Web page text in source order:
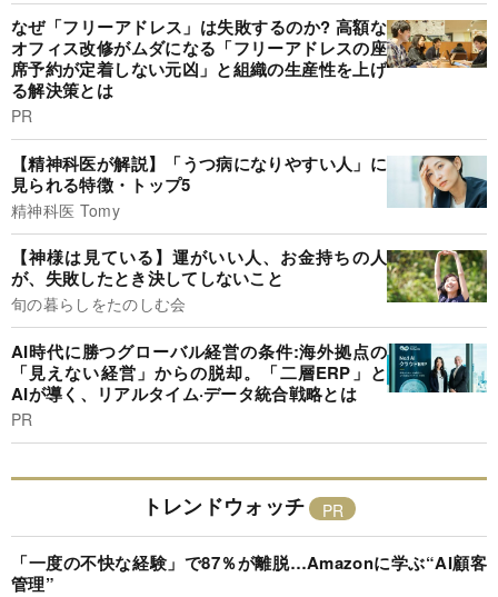
なぜ「フリーアドレス」は失敗するのか? 高額な
オフィス改修がムダになる「フリーアドレスの座
席予約が定着しない元凶」と組織の生産性を上げ
る解決策とは
PR
【精神科医が解説】「うつ病になりやすい人」に
見られる特徴・トップ5
精神科医 Tomy
【神様は見ている】運がいい人、お金持ちの人
が、失敗したとき決してしないこと
旬の暮らしをたのしむ会
AI時代に勝つグローバル経営の条件:海外拠点の
「見えない経営」からの脱却。「二層ERP」と
AIが導く、リアルタイム·データ統合戦略とは
PR
トレンドウォッチ
「一度の不快な経験」で87％が離脱…Amazonに学ぶ“AI顧客
管理”